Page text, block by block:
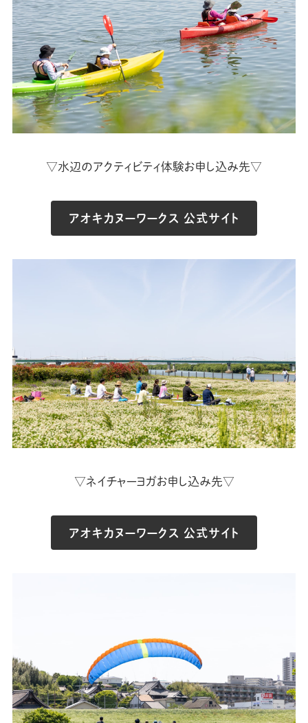
▽水辺のアクティビティ体験お申し込み先▽
アオキカヌーワークス 公式サイト
▽ネイチャーヨガお申し込み先▽
アオキカヌーワークス 公式サイト